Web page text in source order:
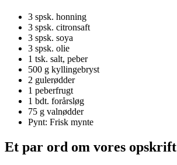
3 spsk. honning
3 spsk. citronsaft
3 spsk. soya
3 spsk. olie
1 tsk. salt, peber
500 g kyllingebryst
2 gulerødder
1 peberfrugt
1 bdt. forårsløg
75 g valnødder
Pynt: Frisk mynte
Et par ord om vores opskrift